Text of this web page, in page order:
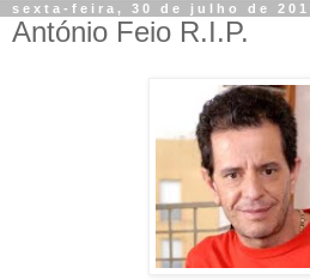
sexta-feira, 30 de julho de
António Feio R.I.P.